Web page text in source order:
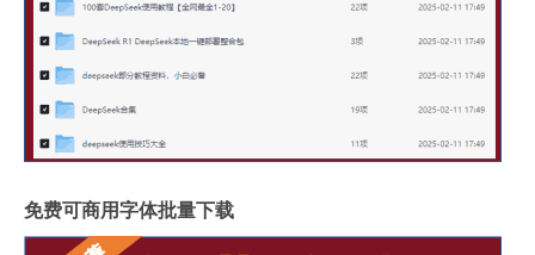
免费可商用字体批量下载